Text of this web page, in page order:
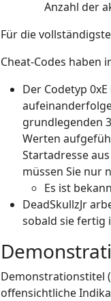
Anzahl der
Für die
Cheat-Codes haben
Der Codetyp
grundlegenden
Werten
Startadresse
müssen Sie nur
Es ist
DeadSkullzJr
sobald sie fertig
Demonstrationstitel
offensichtliche